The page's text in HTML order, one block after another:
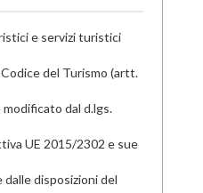
e servizi turistici
del Turismo (artt.
dal d.lgs.
UE 2015/2302 e sue
dalle disposizioni del